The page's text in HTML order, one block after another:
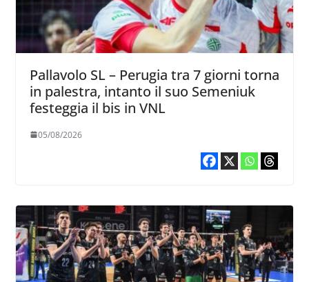
Pallavolo SL – Perugia tra 7 giorni torna
in palestra, intanto il suo Semeniuk
festeggia il bis in VNL
05/08/2026